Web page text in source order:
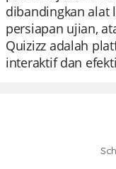
dibandingkan alat
persiapan ujian,
Quizizz adalah
interaktif dan